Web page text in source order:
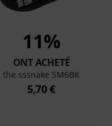
11%
ONT ACHETÉ
the sssnake SM6BK
5,70 €